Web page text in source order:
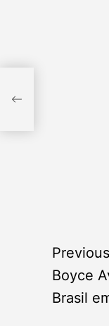
P
o
Boyce
Brasil